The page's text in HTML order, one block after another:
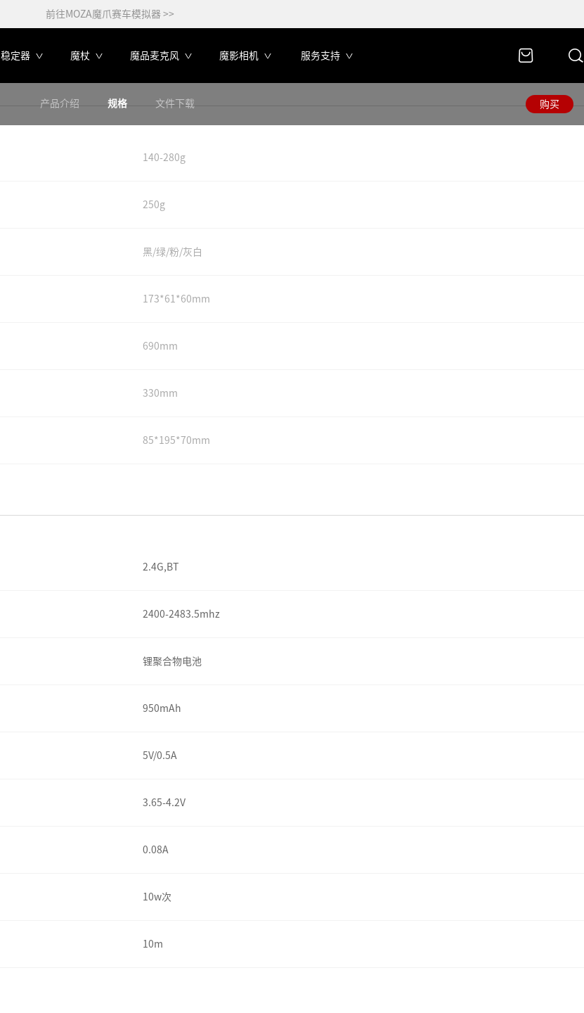
前往MOZA魔爪赛车模拟器 >>
稳定器 魔杖 魔品麦克风 魔影相机 服务支持
产品介绍 规格 文件下载 购买
140-280g
250g
黑/绿/粉/灰白
173*61*60mm
690mm
330mm
85*195*70mm
2.4G,BT
2400-2483.5mhz
锂聚合物电池
950mAh
5V/0.5A
3.65-4.2V
0.08A
10w次
10m